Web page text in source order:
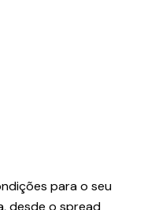
para o seu
desde o spread